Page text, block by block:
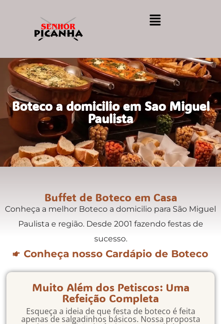
Boteco a domicilio em Sao Miguel
Paulista
Buffet de Boteco em Casa
Conheça a melhor Boteco a domicilio para São Miguel
Paulista e região. Desde 2001 fazendo festas de
sucesso.
Conheça nosso Cardápio de Boteco
Muito Além dos Petiscos: Uma
Refeição Completa
Esqueça a ideia de que festa de boteco é feita
apenas de salgadinhos básicos. Nossa proposta